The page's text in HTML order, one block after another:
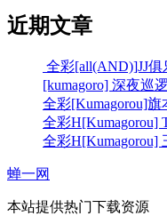
近期文章
全彩[all(AND)]JJ俱
[kumagoro] 深夜巡
全彩[Kumagorou]
全彩H[Kumagorou]
全彩H[Kumagorou]
蝉一网
本站提供热门下载资源